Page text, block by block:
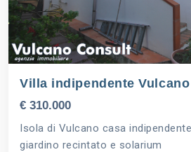
Villa indipendente
€ 310.000
Isola di Vulcano casa
giardino recintato e solarium